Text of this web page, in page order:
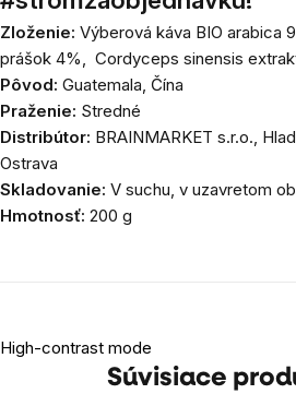
Zloženie: Výberová káva BIO arabica
prášok 4%, Cordyceps sinensis
Pôvod: Guatemala, Čína
Praženie: Stredné
Distribútor: BRAINMARKET s.r.o.,
Ostrava
Skladovanie: V suchu, v uzavretom
Hmotnosť: 200 g
High-contrast mode
Súvisiace